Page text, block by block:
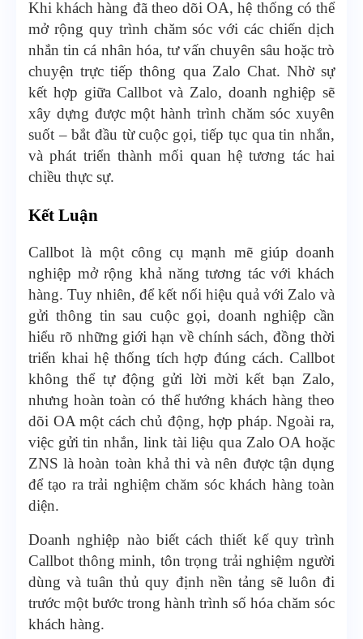
Khi khách hàng đã theo dõi OA, hệ thống có thể
mở rộng quy trình chăm sóc với các chiến dịch
nhắn tin cá nhân hóa, tư vấn chuyên sâu hoặc trò
chuyện trực tiếp thông qua Zalo Chat. Nhờ sự
kết hợp giữa Callbot và Zalo, doanh nghiệp sẽ
xây dựng được một hành trình chăm sóc xuyên
suốt – bắt đầu từ cuộc gọi, tiếp tục qua tin nhắn,
và phát triển thành mối quan hệ tương tác hai
chiều thực sự.
Kết Luận
Callbot là một công cụ mạnh mẽ giúp doanh
nghiệp mở rộng khả năng tương tác với khách
hàng. Tuy nhiên, để kết nối hiệu quả với Zalo và
gửi thông tin sau cuộc gọi, doanh nghiệp cần
hiểu rõ những giới hạn về chính sách, đồng thời
triển khai hệ thống tích hợp đúng cách. Callbot
không thể tự động gửi lời mời kết bạn Zalo,
nhưng hoàn toàn có thể hướng khách hàng theo
dõi OA một cách chủ động, hợp pháp. Ngoài ra,
việc gửi tin nhắn, link tài liệu qua Zalo OA hoặc
ZNS là hoàn toàn khả thi và nên được tận dụng
để tạo ra trải nghiệm chăm sóc khách hàng toàn
diện.
Doanh nghiệp nào biết cách thiết kế quy trình
Callbot thông minh, tôn trọng trải nghiệm người
dùng và tuân thủ quy định nền tảng sẽ luôn đi
trước một bước trong hành trình số hóa chăm sóc
khách hàng.